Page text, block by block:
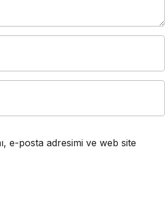
e-posta adresimi ve web site